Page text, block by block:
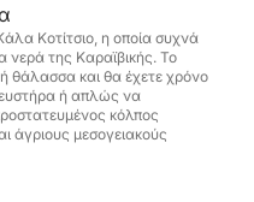
χώρο
για χαλάρωση
το
επίσης να ανοίξει
να κάνει τη μέρα
Κοτίτσιο, η οποία συχνά
νερά της Καραϊβικής. Το
θάλασσα και θα έχετε χρόνο
ή απλώς να
κόλπος
άγριους μεσογειακούς